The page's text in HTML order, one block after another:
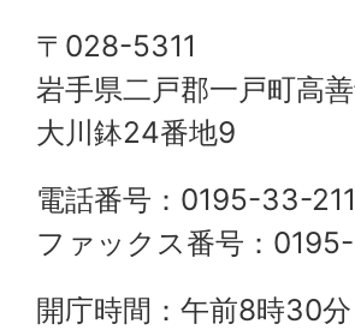
〒028-5311
岩手県二戸郡一戸町高
大川鉢24番地9
電話番号：0195-33-
ファックス番号：
開庁時間：午前8時30分